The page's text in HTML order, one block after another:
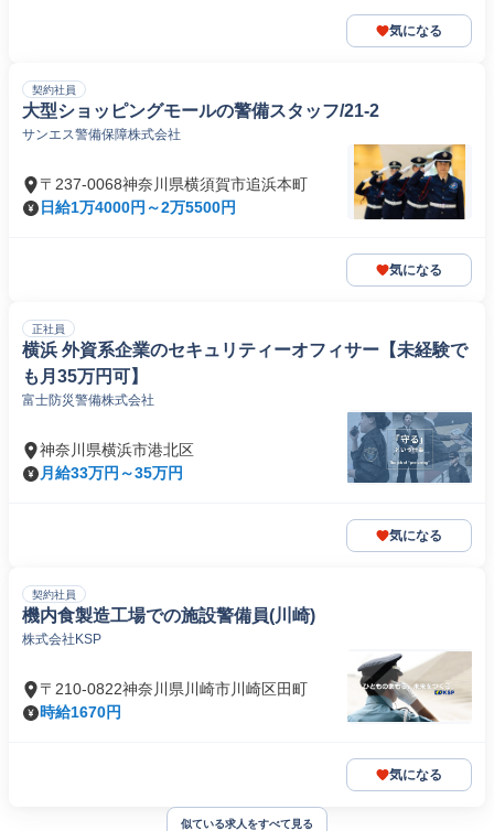
気になる
契約社員
大型ショッピングモールの警備スタッフ/21-2
サンエス警備保障株式会社
〒237-0068神奈川県横須賀市追浜本町
日給1万4000円～2万5500円
気になる
正社員
横浜 外資系企業のセキュリティーオフィサー【未経験で
も月35万円可】
富士防災警備株式会社
神奈川県横浜市港北区
月給33万円～35万円
気になる
契約社員
機内食製造工場での施設警備員(川崎)
株式会社KSP
〒210-0822神奈川県川崎市川崎区田町
時給1670円
気になる
似ている求人をすべて見る